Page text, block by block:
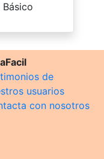
de
usuarios
con nosotros